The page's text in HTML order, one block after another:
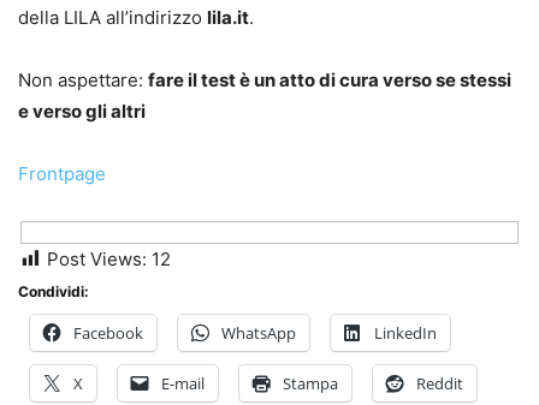
della LILA all’indirizzo lila.it.
Non aspettare: fare il test è un atto di cura verso se stessi
e verso gli altri
Frontpage
Post Views: 12
Condividi:
Facebook WhatsApp LinkedIn
X E-mail Stampa Reddit